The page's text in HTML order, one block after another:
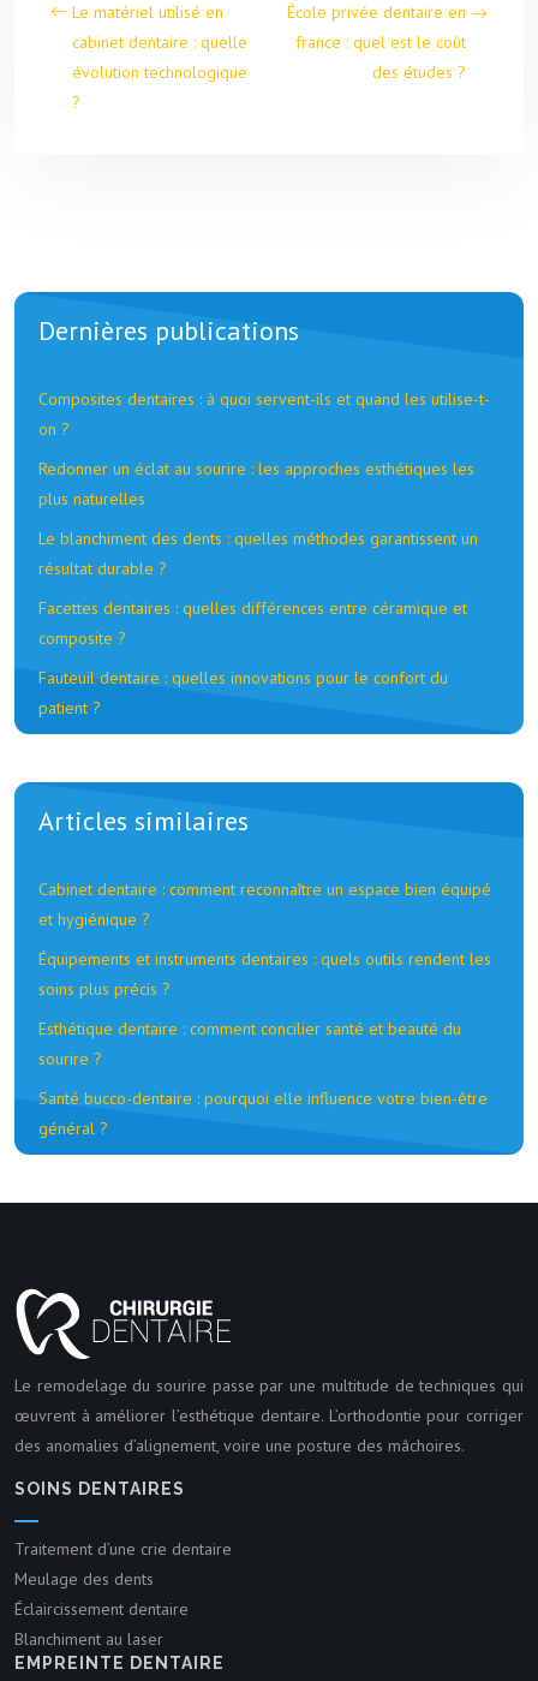
Le matériel utilisé en
cabinet dentaire : quelle
évolution technologique
?
École privée dentaire en
france : quel est le coût
des études ?
Dernières publications
Composites dentaires : à quoi servent-ils et quand les utilise-t-
on ?
Redonner un éclat au sourire : les approches esthétiques les
plus naturelles
Le blanchiment des dents : quelles méthodes garantissent un
résultat durable ?
Facettes dentaires : quelles différences entre céramique et
composite ?
Fauteuil dentaire : quelles innovations pour le confort du
patient ?
Articles similaires
Cabinet dentaire : comment reconnaître un espace bien équipé
et hygiénique ?
Équipements et instruments dentaires : quels outils rendent les
soins plus précis ?
Esthétique dentaire : comment concilier santé et beauté du
sourire ?
Santé bucco-dentaire : pourquoi elle influence votre bien-être
général ?
Le remodelage du sourire passe par une multitude de techniques qui
œuvrent à améliorer l’esthétique dentaire. L’orthodontie pour corriger
des anomalies d’alignement, voire une posture des mâchoires.
SOINS DENTAIRES
Traitement d’une crie dentaire
Meulage des dents
Éclaircissement dentaire
Blanchiment au laser
EMPREINTE DENTAIRE